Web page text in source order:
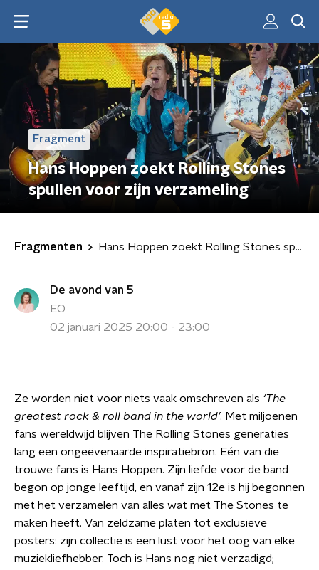
Fragment
Hans Hoppen zoekt Rolling Stones
spullen voor zijn verzameling
Fragmenten Hans Hoppen zoekt Rolling Stones spullen voor zijn verzameling
De avond van 5
EO
02 januari 2025 20:00 - 23:00
Ze worden niet voor niets vaak omschreven als ‘The
greatest rock & roll band in the world’. Met miljoenen
fans wereldwijd blijven The Rolling Stones generaties
lang een ongeëvenaarde inspiratiebron. Eén van die
trouwe fans is Hans Hoppen. Zijn liefde voor de band
begon op jonge leeftijd, en vanaf zijn 12e is hij begonnen
met het verzamelen van alles wat met The Stones te
maken heeft. Van zeldzame platen tot exclusieve
posters: zijn collectie is een lust voor het oog van elke
muziekliefhebber. Toch is Hans nog niet verzadigd;